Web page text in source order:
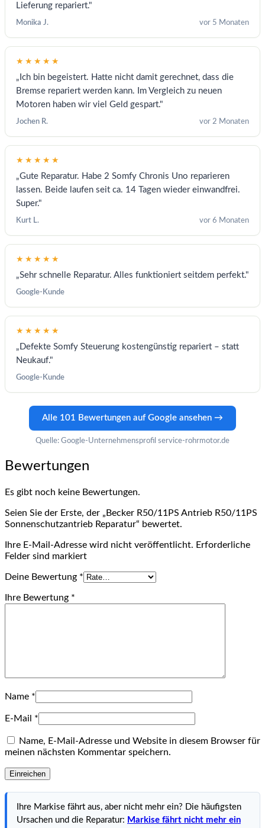
Lieferung repariert."
Monika J. vor 5 Monaten
★★★★★
„Ich bin begeistert. Hatte nicht damit gerechnet, dass die
Bremse repariert werden kann. Im Vergleich zu neuen
Motoren haben wir viel Geld gespart."
Jochen R. vor 2 Monaten
★★★★★
„Gute Reparatur. Habe 2 Somfy Chronis Uno reparieren
lassen. Beide laufen seit ca. 14 Tagen wieder einwandfrei.
Super."
Kurt L. vor 6 Monaten
★★★★★
„Sehr schnelle Reparatur. Alles funktioniert seitdem perfekt."
Google-Kunde
★★★★★
„Defekte Somfy Steuerung kostengünstig repariert – statt
Neukauf."
Google-Kunde
Alle 101 Bewertungen auf Google ansehen →
Quelle: Google-Unternehmensprofil service-rohrmotor.de
Bewertungen
Es gibt noch keine Bewertungen.
Seien Sie der Erste, der „Becker R50/11PS Antrieb R50/11PS
Sonnenschutzantrieb Reparatur“ bewertet.
Ihre E-Mail-Adresse wird nicht veröffentlicht. Erforderliche
Felder sind markiert
Deine Bewertung *
Ihre Bewertung *
Name *
E-Mail *
Name, E-Mail-Adresse und Website in diesem Browser für
meinen nächsten Kommentar speichern.
Ihre Markise fährt aus, aber nicht mehr ein? Die häufigsten
Ursachen und die Reparatur: Markise fährt nicht mehr ein